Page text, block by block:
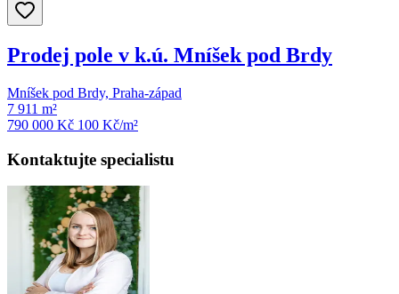
Prodej pole v k.ú. Mníšek pod Brdy
Mníšek pod Brdy, Praha-západ
7 911 m²
790 000 Kč 100 Kč/m²
Kontaktujte specialistu